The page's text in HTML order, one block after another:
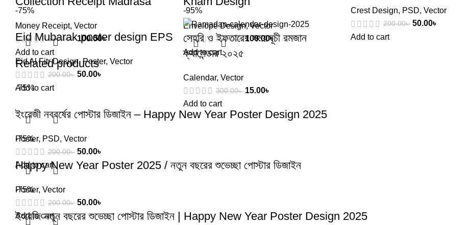
Money Receipt, Vector
300.00৳ 100.00৳
Add to cart
Envelope Design,Vector
300.00৳ 100.00৳
Add to cart
Crest Design, PSD, Vector
200.00৳ 50.00৳
Add to cart
-75%
Eid Mubarak poster design EPS
Eid Al Fitr Design, Poster, Vector
200.00৳ 50.00৳
Add to cart
-95%
সেহরি ও ইফতারের সময়সূচী রমজান
ক্যালেন্ডার ২০২৫
Calendar, Vector
300.00৳ 15.00৳
Add to cart
Related products
-75%
ইংরেজী নববর্ষের পোস্টার ডিজাইন – Happy New Year Poster Design 2025
Poster, PSD, Vector
200.00৳ 50.00৳
Add to cart
-75%
Happy New Year Poster 2025 / নতুন বছরের শুভেচ্ছা পোস্টার ডিজাইন
Poster, Vector
200.00৳ 50.00৳
Add to cart
-75%
ইংরেজি নতুন বছরের শুভেচ্ছা পোস্টার ডিজাইন | Happy New Year Poster Design 2025